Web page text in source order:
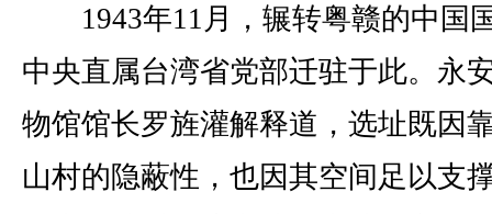
1943年11月，辗转粤赣的中国
中央直属台湾省党部迁驻于此。永
物馆馆长罗旌灌解释道，选址既因
山村的隐蔽性，也因其空间足以支